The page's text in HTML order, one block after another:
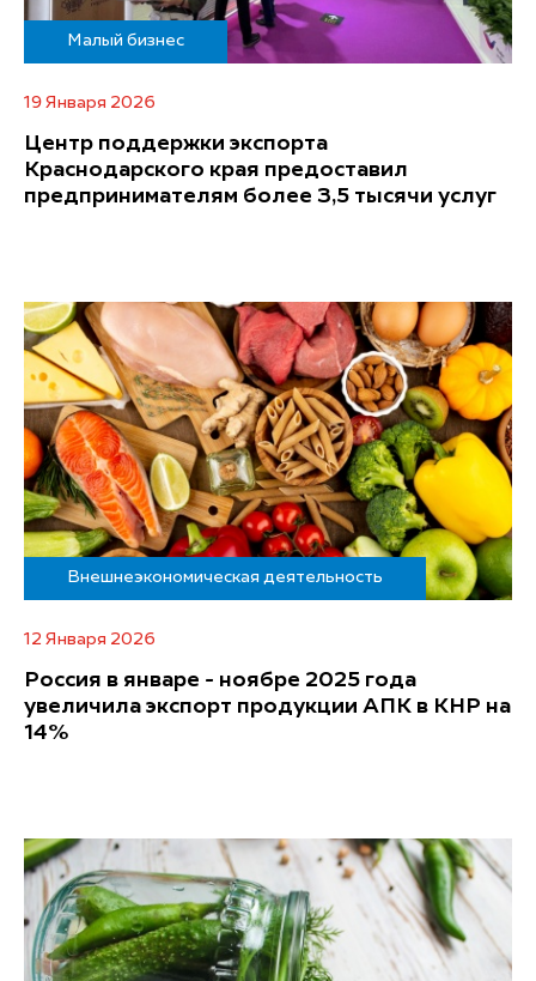
Малый бизнес
19 Января 2026
Центр поддержки экспорта
Краснодарского края предоставил
предпринимателям более 3,5 тысячи услуг
Внешнеэкономическая деятельность
12 Января 2026
Россия в январе - ноябре 2025 года
увеличила экспорт продукции АПК в КНР на
14%